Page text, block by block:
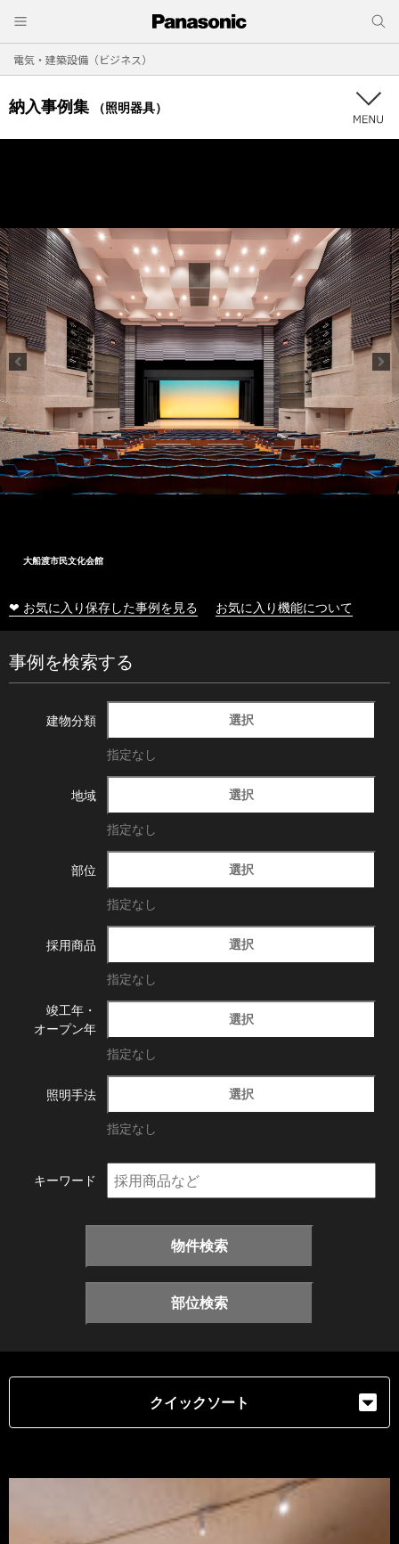
電気・建築設備（ビジネス）
納入事例集 （照明器具）
大船渡市民文化会館
❤ お気に入り保存した事例を見る お気に入り機能について
事例を検索する
建物分類 選択
指定なし
地域 選択
指定なし
部位 選択
指定なし
採用商品 選択
指定なし
竣工年・
オープン年
選択
指定なし
照明手法 選択
指定なし
キーワード
物件検索
部位検索
クイックソート